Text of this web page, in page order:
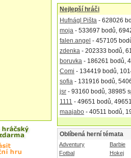
Nejlepší hráči
Hufnágl Pišta - 628026
moja - 533697 bodů,
falen.angel - 457105
zdenka - 202333 bodů,
boruvka - 186261 bodů,
Comi - 134419 bodů,
sofia - 131916 bodů,
jsr - 93160 bodů, 38985
1111 - 49651 bodů,
maajabo - 40511 bodů,
Oblíbená herní témata
Adventury Barbie
Fotbal
Hokej